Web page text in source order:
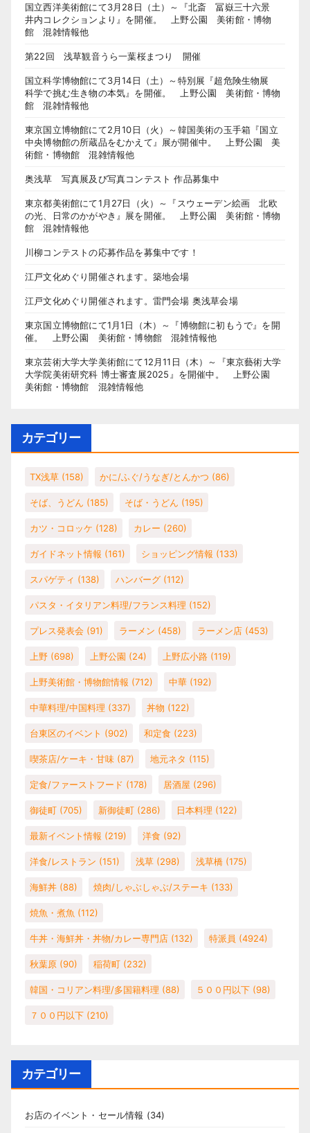
国立西洋美術館にて3月28日（土）～『北斎 冨嶽三十六景
井内コレクションより』を開催。 上野公園 美術館・博物
館 混雑情報他
第22回 浅草観音うら一葉桜まつり 開催
国立科学博物館にて3月14日（土）～特別展『超危険生物展
科学で挑む生き物の本気』を開催。 上野公園 美術館・博物
館 混雑情報他
東京国立博物館にて2月10日（火）～韓国美術の玉手箱『国立
中央博物館の所蔵品をむかえて』展が開催中。 上野公園 美
術館・博物館 混雑情報他
奥浅草 写真展及び写真コンテスト 作品募集中
東京都美術館にて1月27日（火）～『スウェーデン絵画 北欧
の光、日常のかがやき』展を開催。 上野公園 美術館・博物
館 混雑情報他
川柳コンテストの応募作品を募集中です！
江戸文化めぐり開催されます。築地会場
江戸文化めぐり開催されます。雷門会場 奥浅草会場
東京国立博物館にて1月1日（木）～『博物館に初もうで』を開
催。 上野公園 美術館・博物館 混雑情報他
東京芸術大学大学美術館にて12月11日（木）～『東京藝術大学
大学院美術研究科 博士審査展2025』を開催中。 上野公園
美術館・博物館 混雑情報他
カテゴリー
TX浅草 (158) かに/ふぐ/うなぎ/とんかつ (86)
そば、うどん (185) そば・うどん (195)
カツ・コロッケ (128) カレー (260)
ガイドネット情報 (161) ショッピング情報 (133)
スパゲティ (138) ハンバーグ (112)
パスタ・イタリアン料理/フランス料理 (152)
プレス発表会 (91) ラーメン (458) ラーメン店 (453)
上野 (698) 上野公園 (24) 上野広小路 (119)
上野美術館・博物館情報 (712) 中華 (192)
中華料理/中国料理 (337) 丼物 (122)
台東区のイベント (902) 和定食 (223)
喫茶店/ケーキ・甘味 (87) 地元ネタ (115)
定食/ファーストフード (178) 居酒屋 (296)
御徒町 (705) 新御徒町 (286) 日本料理 (122)
最新イベント情報 (219) 洋食 (92)
洋食/レストラン (151) 浅草 (298) 浅草橋 (175)
海鮮丼 (88) 焼肉/しゃぶしゃぶ/ステーキ (133)
焼魚・煮魚 (112)
牛丼・海鮮丼・丼物/カレー専門店 (132) 特派員 (4924)
秋葉原 (90) 稲荷町 (232)
韓国・コリアン料理/多国籍料理 (88) ５００円以下 (98)
７００円以下 (210)
カテゴリー
お店のイベント・セール情報 (34)